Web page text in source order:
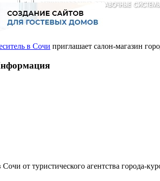
в Сочи приглашает салон-магазин
от туристического агентства города-